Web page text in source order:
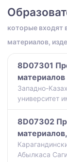
которые входят
материалов,
8D07301
материалов
Западно-
университет
8D07302
Абылкаса